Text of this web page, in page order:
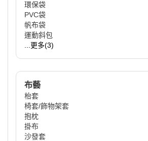
環保袋
PVC袋
帆布袋
運動斜包
...更多(3)
布藝
枱套
椅套/飾物架套
抱枕
掛布
沙發套